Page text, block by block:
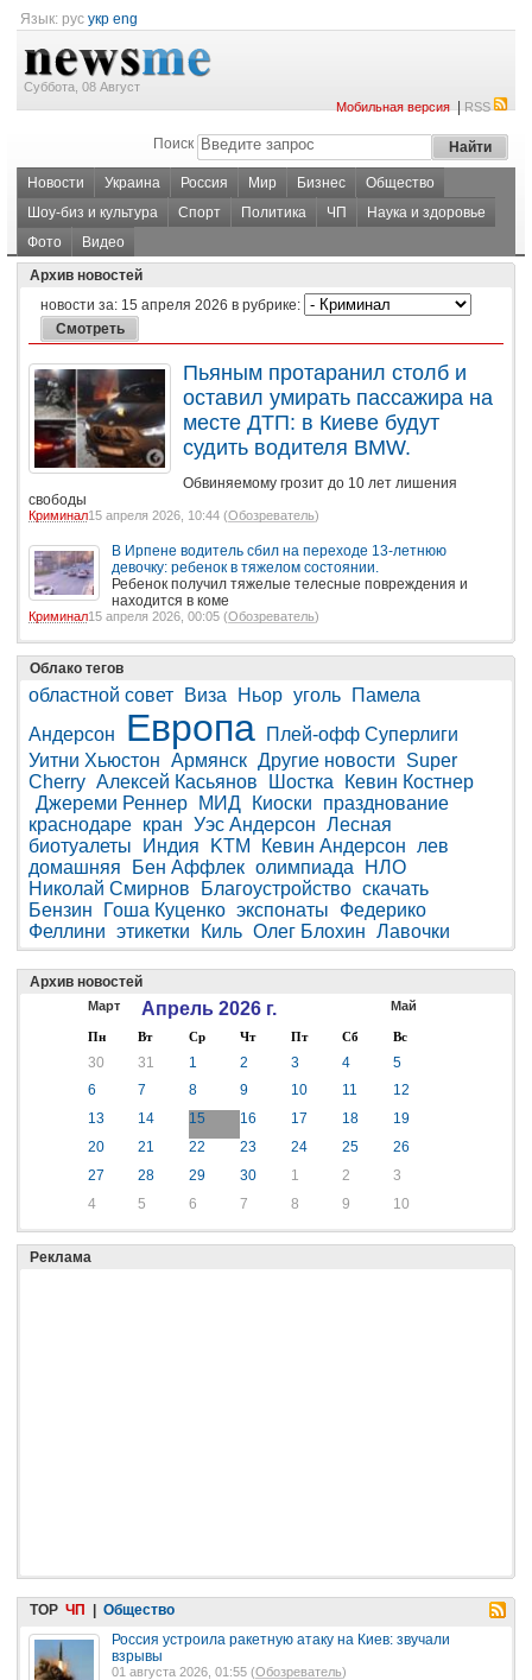
Язык: рус укр eng
Суббота, 08 Август
Мобильная версия|RSS
Поиск
Новости Украина Россия Мир Бизнес
Общество
Шоу-биз и культура
Спорт Политика ЧП
Наука и здоровье
Фото
Видео
Архив новостей
новости за: 15 апреля 2026 в рубрике:
Пьяным протаранил столб и
оставил умирать пассажира на
месте ДТП: в Киеве будут
судить водителя BMW.
Обвиняемому грозит до 10 лет лишения
свободы
Криминал15 апреля 2026, 10:44 (Обозреватель)
В Ирпене водитель сбил на переходе 13-летнюю
девочку: ребенок в тяжелом состоянии.
Ребенок получил тяжелые телесные повреждения и
находится в коме
Криминал15 апреля 2026, 00:05 (Обозреватель)
Облако тегов
областной совет Виза Ньор уголь
Памела
Андерсон
Европа
Плей-офф Суперлиги
Уитни Хьюстон Армянск Другие новости
Super
Cherry Алексей Касьянов Шостка
Кевин Костнер
Джереми Реннер
МИД Киоски
празднование
краснодаре кран Уэс Андерсон Лесная
биотуалеты
Индия KTM Кевин Андерсон
лев
домашняя
Бен Аффлек олимпиада
НЛО
Николай Смирнов
Благоустройство скачать
Бензин
Гоша Куценко экспонаты
Федерико
Феллини этикетки Киль Олег Блохин Лавочки
Архив новостей
Март Апрель 2026 г. Май
Пн Вт Ср Чт Пт Сб Вс
30 31 1 2 3 4
5
6
7 8 9 10 11
12
13
14 15 16 17 18
19
20
21 22 23 24 25
26
27
28 29 30 1 2
3
4
5 6 7 8 9 10
Реклама
TOP ЧП | Общество
Россия устроила ракетную атаку на Киев: звучали
взрывы
01 августа 2026, 01:55 (Обозреватель)